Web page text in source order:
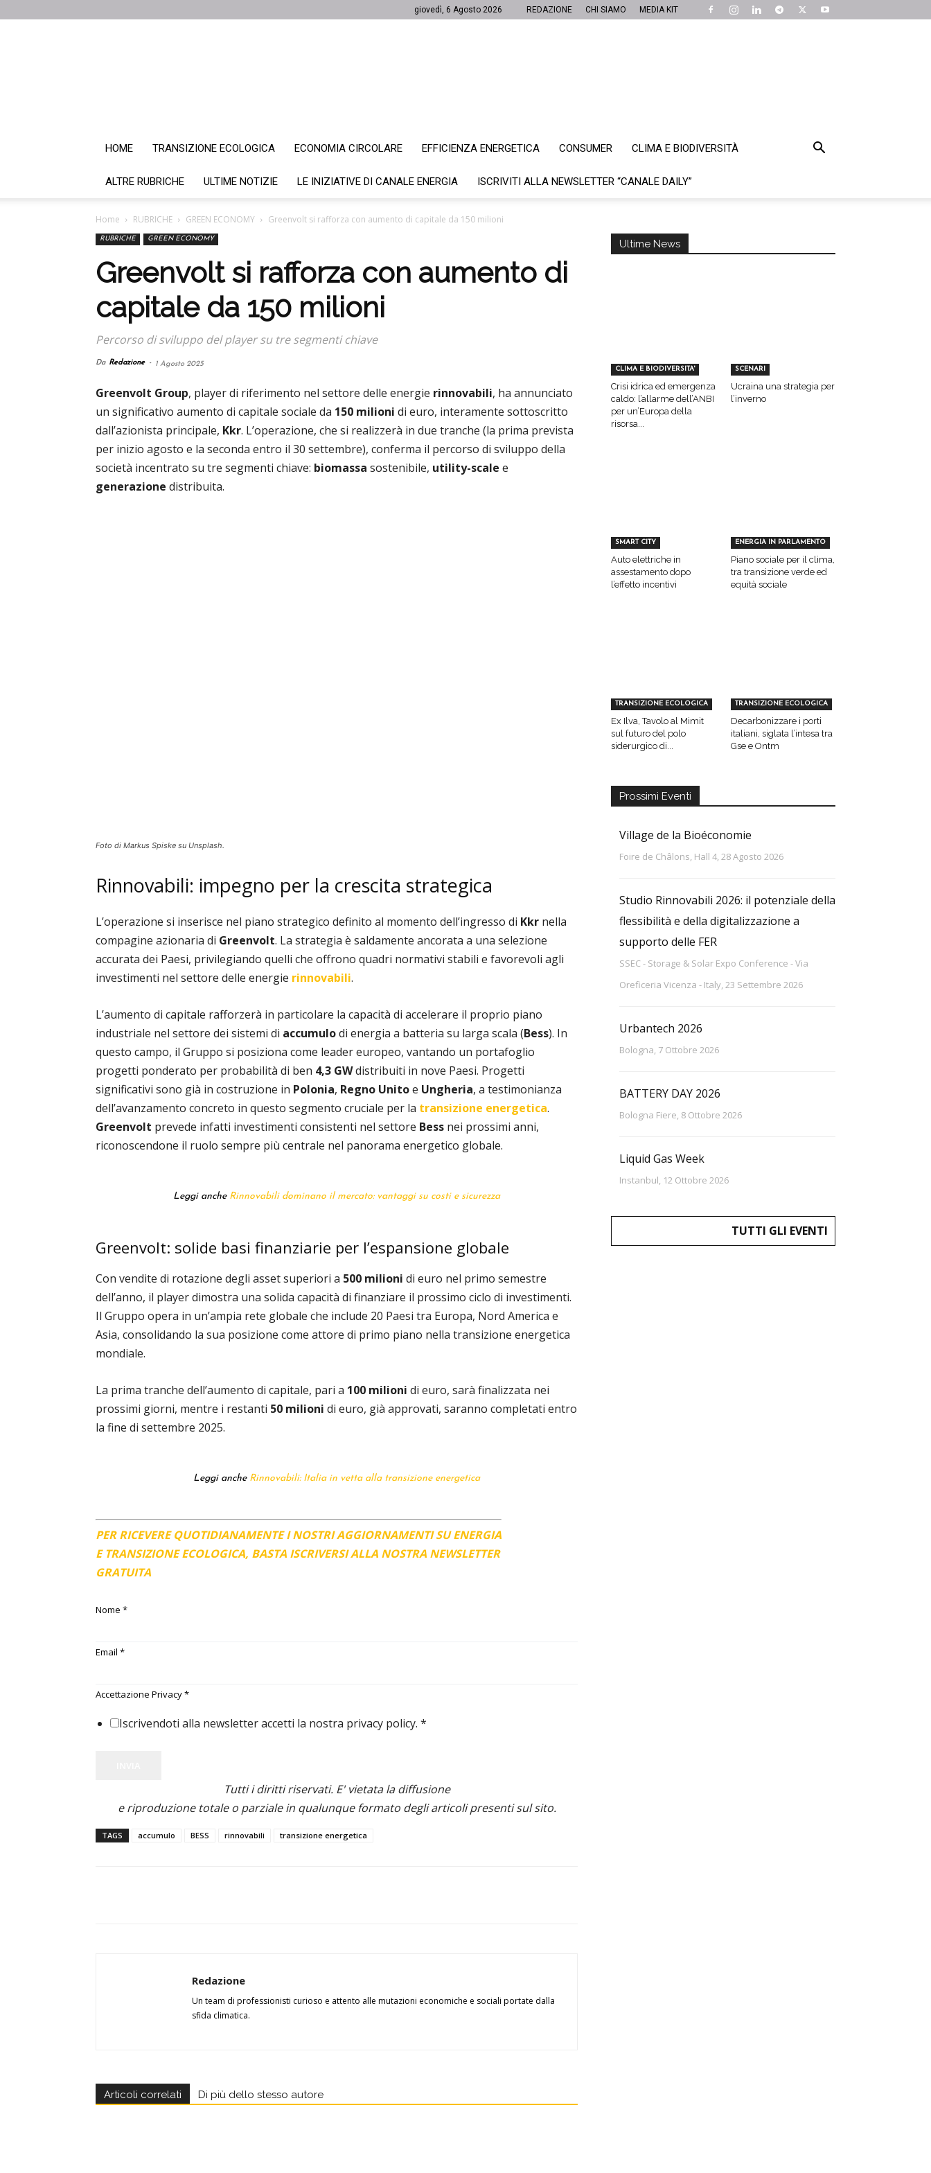
giovedì, 6 Agosto 2026 REDAZIONE CHI SIAMO MEDIA KIT
HOME TRANSIZIONE ECOLOGICA ECONOMIA CIRCOLARE EFFICIENZA ENERGETICA CONSUMER CLIMA E BIODIVERSITÀ
ALTRE RUBRICHE ULTIME NOTIZIE LE INIZIATIVE DI CANALE ENERGIA ISCRIVITI ALLA NEWSLETTER “CANALE DAILY”
Home RUBRICHE GREEN ECONOMY Greenvolt si rafforza con aumento di capitale da 150 milioni
RUBRICHE GREEN ECONOMY
Greenvolt si rafforza con aumento di
capitale da 150 milioni
Percorso di sviluppo del player su tre segmenti chiave
Da Redazione - 1 Agosto 2025
Greenvolt Group, player di riferimento nel settore delle energie rinnovabili, ha annunciato
un significativo aumento di capitale sociale da 150 milioni di euro, interamente sottoscritto
dall’azionista principale, Kkr. L’operazione, che si realizzerà in due tranche (la prima prevista
per inizio agosto e la seconda entro il 30 settembre), conferma il percorso di sviluppo della
società incentrato su tre segmenti chiave: biomassa sostenibile, utility-scale e
generazione distribuita.
Foto di Markus Spiske su Unsplash.
Rinnovabili: impegno per la crescita strategica
L’operazione si inserisce nel piano strategico definito al momento dell’ingresso di Kkr nella
compagine azionaria di Greenvolt. La strategia è saldamente ancorata a una selezione
accurata dei Paesi, privilegiando quelli che offrono quadri normativi stabili e favorevoli agli
investimenti nel settore delle energie rinnovabili.
L’aumento di capitale rafforzerà in particolare la capacità di accelerare il proprio piano
industriale nel settore dei sistemi di accumulodi energia a batteria su larga scala (Bess). In
questo campo, il Gruppo si posiziona come leader europeo, vantando un portafoglio
progetti ponderato per probabilità di ben 4,3 GWdistribuiti in nove Paesi. Progetti
significativi sono già in costruzione in Polonia, Regno Unitoe Ungheria, a testimonianza
dell’avanzamento concreto in questo segmento cruciale per la transizione energetica.
Greenvolt prevede infatti investimenti consistenti nel settore Bess nei prossimi anni,
riconoscendone il ruolo sempre più centrale nel panorama energetico globale.
Leggi anche Rinnovabili dominano il mercato: vantaggi su costi e sicurezza
Greenvolt: solide basi finanziarie per l’espansione globale
Con vendite di rotazione degli asset superiori a 500 milioni di euro nel primo semestre
dell’anno, il player dimostra una solida capacità di finanziare il prossimo ciclo di investimenti.
Il Gruppo opera in un’ampia rete globale che include 20 Paesi tra Europa, Nord America e
Asia, consolidando la sua posizione come attore di primo piano nella transizione energetica
mondiale.
La prima tranche dell’aumento di capitale, pari a 100 milioni di euro, sarà finalizzata nei
prossimi giorni, mentre i restanti 50 milioni di euro, già approvati, saranno completati entro
la fine di settembre 2025.
Leggi anche Rinnovabili: Italia in vetta alla transizione energetica
PER RICEVERE QUOTIDIANAMENTE I NOSTRI AGGIORNAMENTI SU ENERGIA
E TRANSIZIONE ECOLOGICA, BASTA ISCRIVERSI ALLA NOSTRA NEWSLETTER
GRATUITA
Nome *
Email *
Accettazione Privacy*
Iscrivendoti alla newsletter accetti la nostra privacy policy. *
Tutti i diritti riservati. E' vietata la diffusione
e riproduzione totale o parziale in qualunque formato degli articoli presenti sul sito.
TAGS accumulo BESS rinnovabili transizione energetica
Redazione
Un team di professionisti curioso e attento alle mutazioni economiche e sociali portate dalla
sfida climatica.
Articoli correlati Di più dello stesso autore
Ultime News
CLIMA E BIODIVERSITA'
Crisi idrica ed emergenza
caldo: l’allarme dell’ANBI
per un’Europa della
risorsa...
SCENARI
Ucraina una strategia per
l’inverno
SMART CITY
Auto elettriche in
assestamento dopo
l’effetto incentivi
ENERGIA IN PARLAMENTO
Piano sociale per il clima,
tra transizione verde ed
equità sociale
TRANSIZIONE ECOLOGICA
Ex Ilva, Tavolo al Mimit
sul futuro del polo
siderurgico di...
TRANSIZIONE ECOLOGICA
Decarbonizzare i porti
italiani, siglata l’intesa tra
Gse e Ontm
Prossimi Eventi
Village de la Bioéconomie
Foire de Châlons, Hall 4, 28 Agosto 2026
Studio Rinnovabili 2026: il potenziale della
flessibilità e della digitalizzazione a
supporto delle FER
SSEC - Storage & Solar Expo Conference - Via
Oreficeria Vicenza - Italy, 23 Settembre 2026
Urbantech 2026
Bologna, 7 Ottobre 2026
BATTERY DAY 2026
Bologna Fiere, 8 Ottobre 2026
Liquid Gas Week
Instanbul, 12 Ottobre 2026
TUTTI GLI EVENTI